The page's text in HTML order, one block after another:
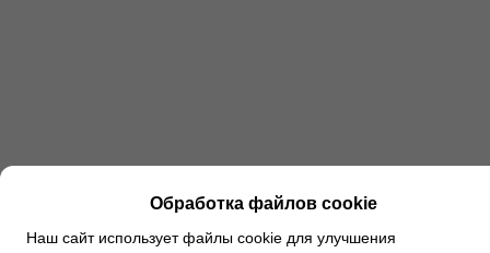
Обработка файлов cookie
Наш сайт использует файлы cookie для улучшения